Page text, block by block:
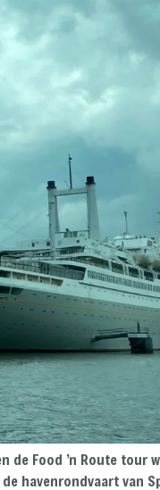
de Food ’n Route tour
havenrondvaart van